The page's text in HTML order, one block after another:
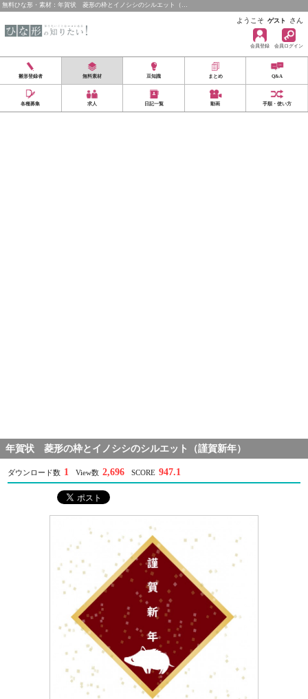
無料ひな形・素材：年賀状 菱形の枠とイノシシのシルエット（…
ようこそ ゲスト さん
会員登録 会員ログイン
雛形登録者 無料素材 豆知識 まとめ Q&A
各種募集 求人 日記一覧 動画 手順・使い方
年賀状 菱形の枠とイノシシのシルエット（謹賀新年）
ダウンロード数 1 View数 2,696 SCORE 947.1